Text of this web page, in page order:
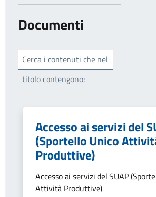
Documenti
Cerca i contenuti che nel
titolo contengono:
Accesso ai servizi del
(Sportello Unico
Produttive)
Accesso ai servizi del SUAP
Attività Produttive)